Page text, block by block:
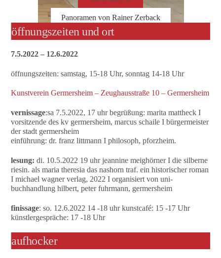
Panoramen von Rainer Zerback
öffnungszeiten und ort
7.5.2022 – 12.6.2022
öffnungszeiten: samstag, 15-18 Uhr, sonntag 14-18 Uhr
Kunstverein Germersheim – Zeughausstraße 10 – Germersheim
vernissage:sa 7.5.2022, 17 uhr begrüßung: marita mattheck I
vorsitzende des kv germersheim, marcus schaile I bürgermeister
der stadt germersheim
einführung: dr. franz littmann I philosoph, pforzheim.
lesung:di. 10.5.2022 19 uhr jeannine meighörner I die silberne
riesin. als maria theresia das nashorn traf. ein historischer roman
I michael wagner verlag, 2022 I organisiert von uni-
buchhandlung hilbert, peter fuhrmann, germersheim
finissage: so. 12.6.2022 14 -18 uhr kunstcafé: 15 -17 Uhr
künstlergespräche: 17 -18 Uhr
aufhocker